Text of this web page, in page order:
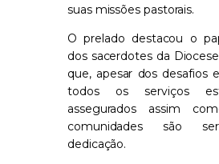
suas missões pastorais.
O prelado destacou o
dos sacerdotes da
que, apesar dos desafios
todos os serviços
assegurados assim
comunidades são
dedicação.